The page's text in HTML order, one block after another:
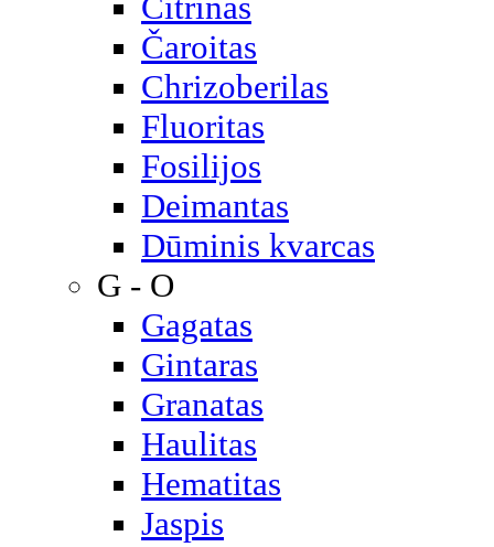
Čaroitas
Chrizoberilas
Fluoritas
Fosilijos
Deimantas
Dūminis kvarcas
G - O
Gagatas
Gintaras
Granatas
Haulitas
Hematitas
Jaspis